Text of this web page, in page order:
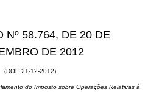
Nº 58.764, DE 20 DE
DE 2012
(DOE 21-12-2012)
do Imposto sobre Operações Relativas à